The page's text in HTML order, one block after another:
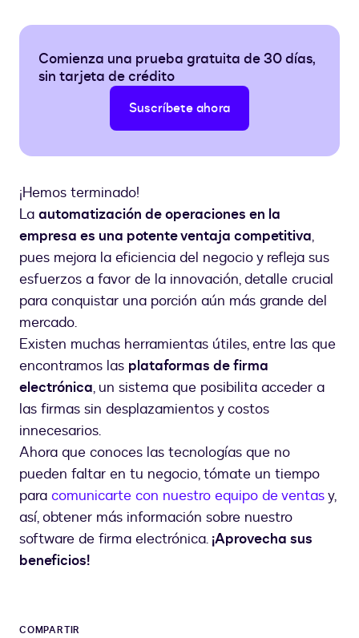
Comienza una prueba gratuita de 30 días,
sin tarjeta de crédito
Suscríbete ahora
¡Hemos terminado!
La automatización de operaciones en la
empresa es una potente ventaja competitiva,
pues mejora la eficiencia del negocio y refleja sus
esfuerzos a favor de la innovación, detalle crucial
para conquistar una porción aún más grande del
mercado.
Existen muchas herramientas útiles, entre las que
encontramos las plataformas de firma
electrónica, un sistema que posibilita acceder a
las firmas sin desplazamientos y costos
innecesarios.
Ahora que conoces las tecnologías que no
pueden faltar en tu negocio, tómate un tiempo
para comunicarte con nuestro equipo de ventasy,
así, obtener más información sobre nuestro
software de firma electrónica. ¡Aprovecha sus
beneficios!
COMPARTIR